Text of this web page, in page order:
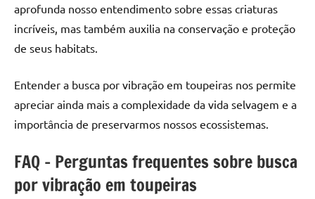
aprofunda nosso entendimento sobre essas criaturas
incríveis, mas também auxilia na conservação e proteção
de seus habitats.
Entender a busca por vibração em toupeiras nos permite
apreciar ainda mais a complexidade da vida selvagem e a
importância de preservarmos nossos ecossistemas.
FAQ – Perguntas frequentes sobre busca
por vibração em toupeiras